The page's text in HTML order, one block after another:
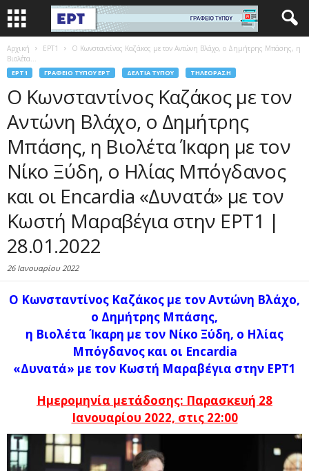
Αρχική EΡΤ1
Ο Κωνσταντίνος Καζάκος με τον Αντώνη Βλάχο, ο Δημήτρης Μπάσης, η
Βιολέτα...
EΡΤ1 ΓΡΑΦΕΊΟ ΤΎΠΟΥ ΕΡΤ ΔΕΛΤΊΑ ΤΎΠΟΥ ΤΗΛΕΌΡΑΣΗ
Ο Κωνσταντίνος Καζάκος με τον
Αντώνη Βλάχο, ο Δημήτρης
Μπάσης, η Βιολέτα Ίκαρη με τον
Νίκο Ξύδη, ο Ηλίας Μπόγδανος
και οι Εncardia «Δυνατά» με τον
Κωστή Μαραβέγια στην ΕΡΤ1 |
28.01.2022
26 Ιανουαρίου 2022
Ο Κωνσταντίνος Καζάκος με τον Αντώνη Βλάχο,
ο Δημήτρης Μπάσης,
η Βιολέτα Ίκαρη με τον Νίκο Ξύδη, ο Ηλίας
Μπόγδανος και οι Εncardia
«Δυνατά» με τον Κωστή Μαραβέγια στην ΕΡΤ1
Ημερομηνία μετάδοσης: Παρασκευή 28
Ιανουαρίου 2022, στις 22:00